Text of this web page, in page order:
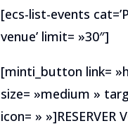
[ecs-list-events
venue’ limit= »30″]
[minti_button link=
size= »medium »
icon= »